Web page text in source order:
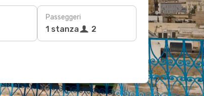
Passeggeri
1 stanza 2